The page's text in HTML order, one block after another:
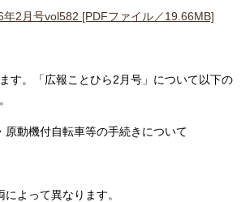
年2月号vol582 [PDFファイル／19.66MB]
す。「広報ことひら2月号」について以下の
動機付自転車等の手続きについて
よって異なります。